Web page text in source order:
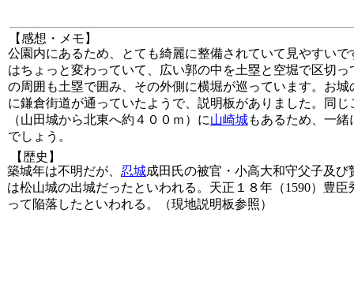
公園内にあるため、とても綺麗に整備されていて見やすいで
はちょっと変わっていて、広い郭の中を土塁と空堀で区切っ
の周囲も土塁で囲み、その外側に横堀が巡っています。お城
に鎌倉街道が通っていたようで、説明板がありました。同じ
（山田城から北東へ約４００ｍ）に山崎城もあるため、一
でしょう。
【感想・メモ】
【歴史】
築城年は不明だが、 忍城成田氏の被官・小高大和守父子及
は松山城の出城だったといわれる。天正１８年（1590）豊
って陥落したといわれる。（現地説明板参照）